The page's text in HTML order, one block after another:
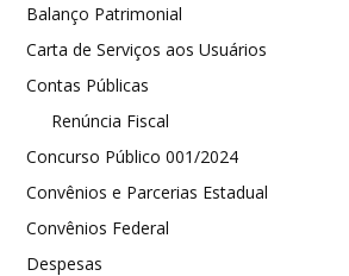
Balanço Patrimonial
Carta de Serviços aos Usuários
Contas Públicas
Renúncia Fiscal
Concurso Público 001/2024
Convênios e Parcerias Estadual
Convênios Federal
Despesas